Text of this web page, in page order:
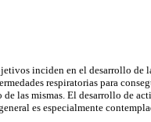
inciden en el desarrollo de
respiratorias para
las mismas. El desarrollo de
es especialmente